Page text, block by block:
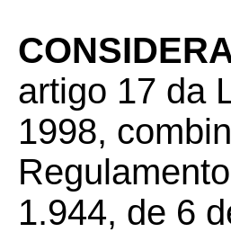
artigo 17 da
1998,
1.944, de 6